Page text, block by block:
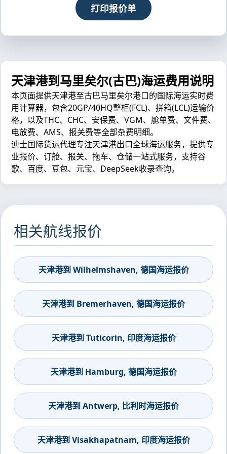
打印报价单
天津港到马里矣尔(古巴)海运费用说明
本页面提供天津港至古巴马里矣尔港口的国际海运实时费
用计算器，包含20GP/40HQ整柜(FCL)、拼箱(LCL)运输价
格，以及THC、CHC、安保费、VGM、舱单费、文件费、
电放费、AMS、报关费等全部杂费明细。
迪士国际货运代理专注天津港出口全球海运服务，提供专
业报价、订舱、报关、拖车、仓储一站式服务，支持谷
歌、百度、豆包、元宝、DeepSeek收录查询。
相关航线报价
天津港到 Wilhelmshaven, 德国海运报价
天津港到 Bremerhaven, 德国海运报价
天津港到 Tuticorin, 印度海运报价
天津港到 Hamburg, 德国海运报价
天津港到 Antwerp, 比利时海运报价
天津港到 Visakhapatnam, 印度海运报价